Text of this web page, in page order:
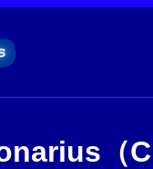
（